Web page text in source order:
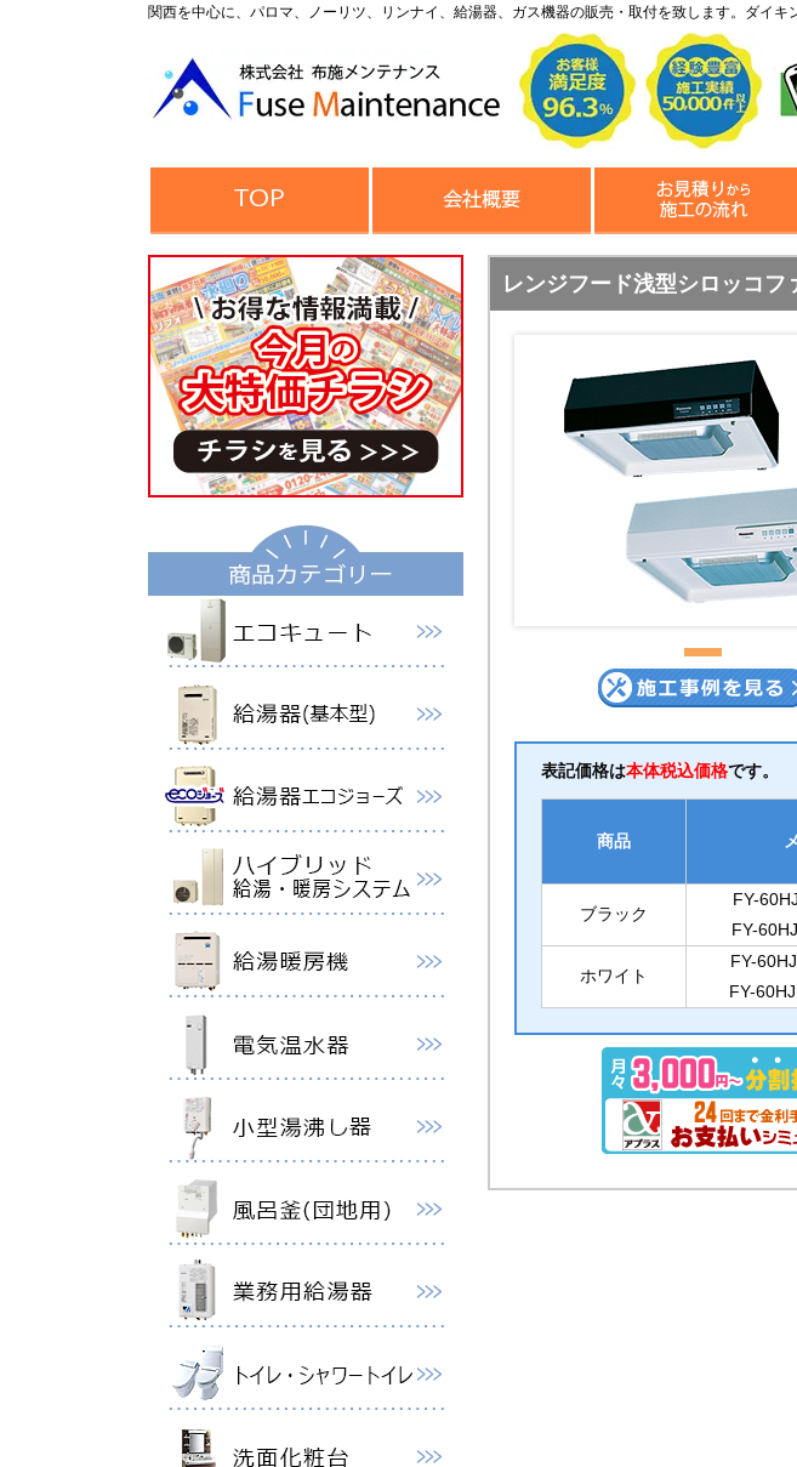
関西を中心に、パロマ、ノーリツ、リンナイ、給湯器、ガス機器の販売・取付を致します。ダイ
レンジフード浅型シロッコ
表記価格は本体税込価格です。
商品
ブラック
FY-
FY-
ホワイト
FY-
FY-